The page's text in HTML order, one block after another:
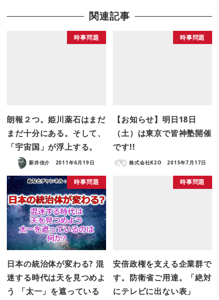
関連記事
時事問題
朗報２つ。姫川薬石はまだ
まだ十分にある。そして、
「宇宙国」が浮上する。
新井信介 2011年6月19日
時事問題
【お知らせ】明日18日
（土）は東京で皆神塾開催
です!!
株式会社K2O 2015年7月17日
時事問題
日本の統治体が変わる? 混
迷する時代は天を見つめよ
う 「太一」を遮っている
時事問題
安倍政権を支える企業群で
す。防衛省ご用達。「絶対
にテレビに出ない表」